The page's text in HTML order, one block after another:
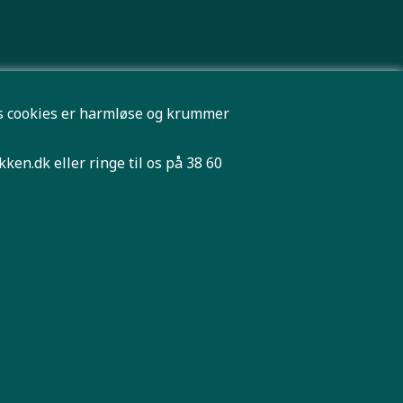
er harmløse og krummer
eller ringe til os på 38 60